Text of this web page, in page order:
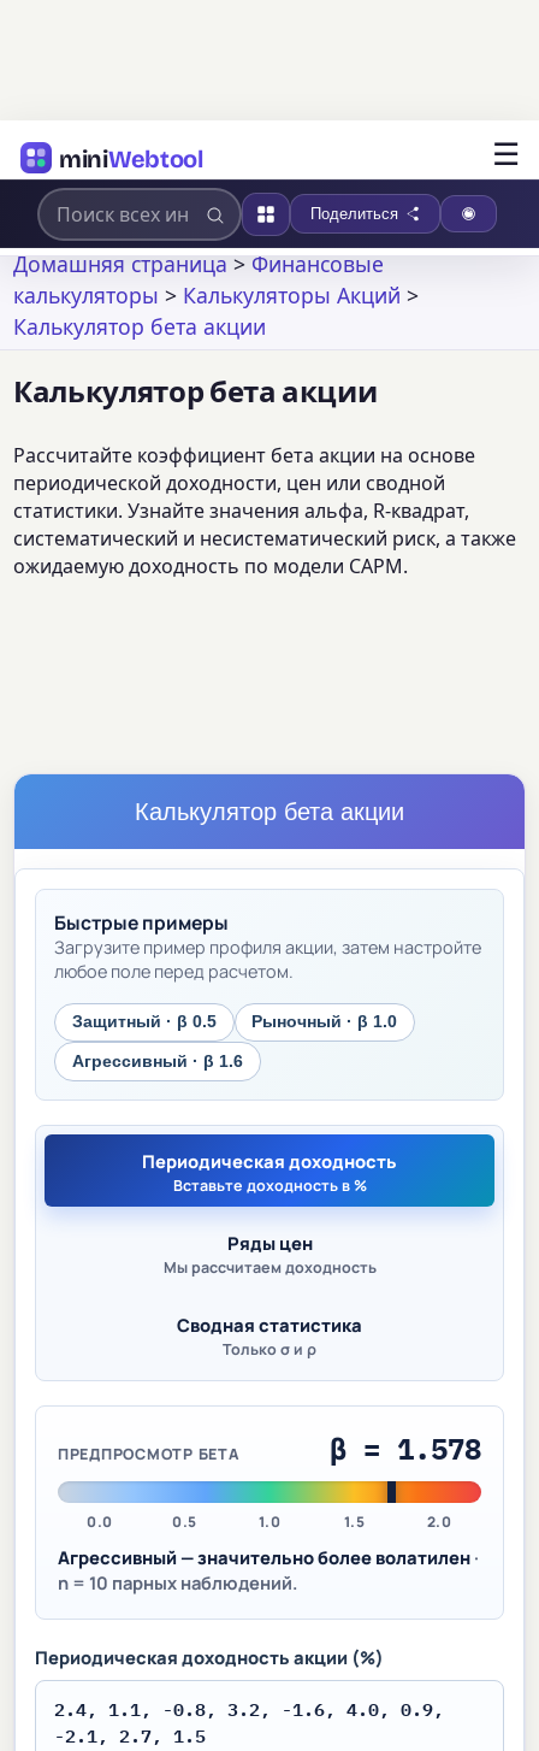
miniWebtool ☰
Поделиться
Домашняя страница>Финансовые
калькуляторы > Калькуляторы Акций >
Калькулятор бета акции
Калькулятор бета акции
Рассчитайте коэффициент бета акции на основе
периодической доходности, цен или сводной
статистики. Узнайте значения альфа, R-квадрат,
систематический и несистематический риск, а также
ожидаемую доходность по модели CAPM.
Калькулятор бета акции
Быстрые примеры
Загрузите пример профиля акции, затем настройте
любое поле перед расчетом.
Защитный · β 0.5 Рыночный · β 1.0
Агрессивный · β 1.6
Периодическая доходность
Вставьте доходность в %
Ряды цен
Мы рассчитаем доходность
Сводная статистика
Только σ и ρ
ПРЕДПРОСМОТР БЕТА β = 1.578
0.0 0.5 1.0 1.5 2.0
Агрессивный — значительно более волатилен·
n = 10 парных наблюдений.
Периодическая доходность акции (%)